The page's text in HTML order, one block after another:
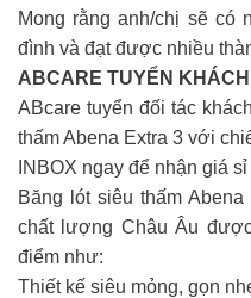
Mong rằng anh/chị sẽ có
đình và đạt được nhiều
ABCARE TUYỂN
ABcare tuyển đối tác
thấm Abena Extra 3 với
INBOX ngay để nhận giá
Băng lót siêu thấm
chất lượng Châu Âu
điểm như:
Thiết kế siêu mỏng, gọn